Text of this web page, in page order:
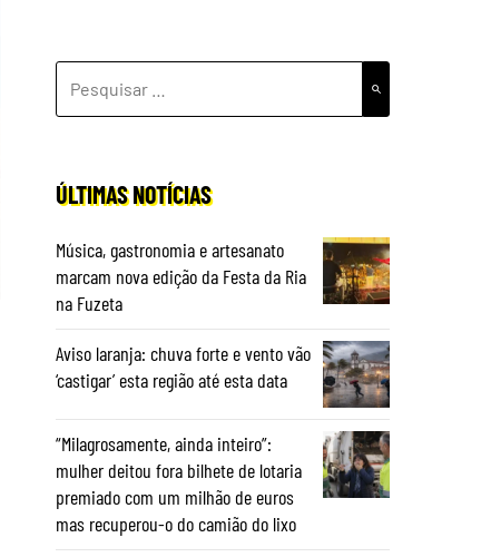
POR:
ÚLTIMAS NOTÍCIAS
Música, gastronomia e artesanato
marcam nova edição da Festa da Ria
na Fuzeta
Aviso laranja: chuva forte e vento vão
‘castigar’ esta região até esta data
“Milagrosamente, ainda inteiro”:
mulher deitou fora bilhete de lotaria
premiado com um milhão de euros
mas recuperou-o do camião do lixo